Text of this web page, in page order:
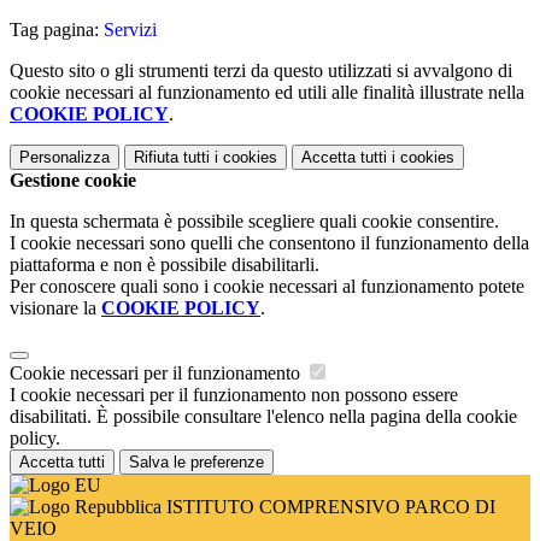
Tag pagina: Servizi
Questo sito o gli strumenti terzi da questo utilizzati si avvalgono di
cookie necessari al funzionamento ed utili alle finalità illustrate nella
COOKIE POLICY.
Personalizza Rifiuta tutti i cookies Accetta tutti i cookies
Gestione cookie
In questa schermata è possibile scegliere quali cookie consentire.
I cookie necessari sono quelli che consentono il funzionamento della
piattaforma e non è possibile disabilitarli.
Per conoscere quali sono i cookie necessari al funzionamento potete
visionare la COOKIE POLICY.
Cookie necessari per il funzionamento
I cookie necessari per il funzionamento non possono essere
disabilitati. È possibile consultare l'elenco nella pagina della cookie
policy.
Accetta tutti Salva le preferenze
ISTITUTO COMPRENSIVO PARCO DI
VEIO